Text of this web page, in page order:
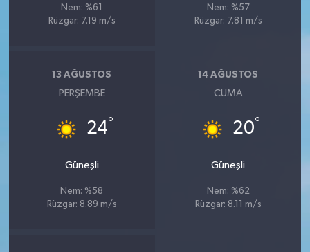
Nem: %61
Rüzgar: 7.19 m/s
Nem: %57
Rüzgar: 7.81 m/s
13 AĞUSTOS
PERŞEMBE
24°
Güneşli
Nem: %58
Rüzgar: 8.89 m/s
14 AĞUSTOS
CUMA
20°
Güneşli
Nem: %62
Rüzgar: 8.11 m/s